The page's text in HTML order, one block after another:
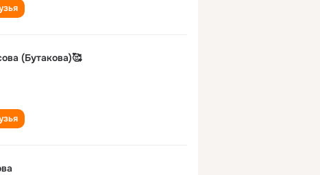
(Бутакова)🥰